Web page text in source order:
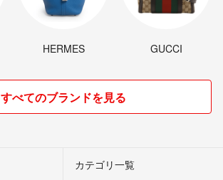
HERMES GUCCI
すべてのブランドを見る
カテゴリ一覧